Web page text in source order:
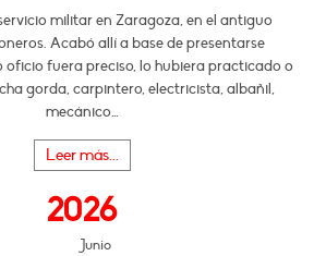
militar en Zaragoza, en el antiguo
Acabó allí a base de presentarse
fuera preciso, lo hubiera practicado o
gorda, carpintero, electricista, albañil,
mecánico…
Leer más...
2026
Junio